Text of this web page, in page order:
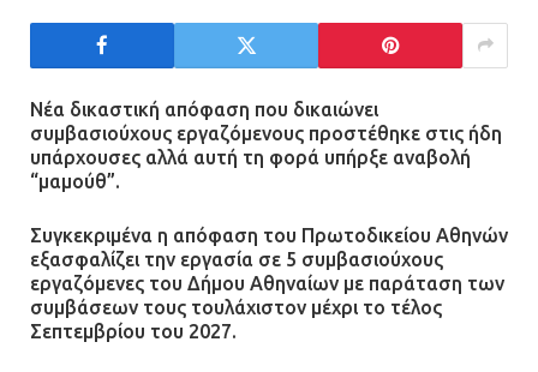
μεγάλης έκρηξης στο εργοστάσιο
12.07.2026 | 15:07
Άργος: Στη φυλακή οι δύο
αστυνομικοί για τους
11.07.2026 | 22:59
Ένα πουλί «υπεύθυνο» για την
πρωινή διακοπή ρεύματος στη
Νέα δικαστική απόφαση που δικαιώνει
συμβασιούχους εργαζόμενους προστέθηκε στις ήδη
υπάρχουσες αλλά αυτή τη φορά υπήρξε αναβολή
“μαμούθ”.
Συγκεκριμένα η απόφαση του Πρωτοδικείου Αθηνών
εξασφαλίζει την εργασία σε 5 συμβασιούχους
εργαζόμενες του Δήμου Αθηναίων με παράταση των
συμβάσεων τους τουλάχιστον μέχρι το τέλος
Σεπτεμβρίου του 2027.